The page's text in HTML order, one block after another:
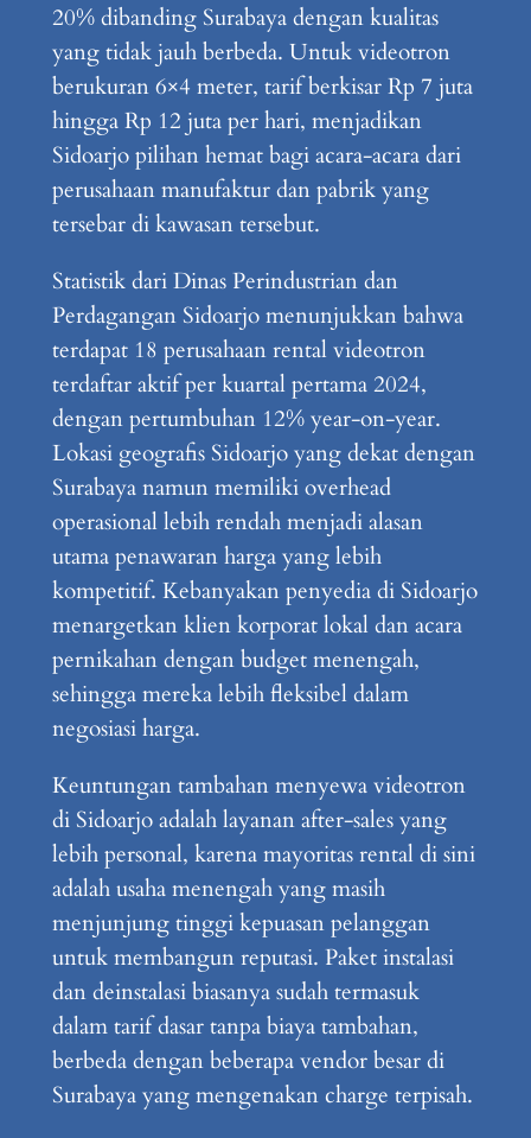
20% dibanding Surabaya dengan kualitas
yang tidak jauh berbeda. Untuk videotron
berukuran 6×4 meter, tarif berkisar Rp 7 juta
hingga Rp 12 juta per hari, menjadikan
Sidoarjo pilihan hemat bagi acara-acara dari
perusahaan manufaktur dan pabrik yang
tersebar di kawasan tersebut.
Statistik dari Dinas Perindustrian dan
Perdagangan Sidoarjo menunjukkan bahwa
terdapat 18 perusahaan rental videotron
terdaftar aktif per kuartal pertama 2024,
dengan pertumbuhan 12% year-on-year.
Lokasi geografis Sidoarjo yang dekat dengan
Surabaya namun memiliki overhead
operasional lebih rendah menjadi alasan
utama penawaran harga yang lebih
kompetitif. Kebanyakan penyedia di Sidoarjo
menargetkan klien korporat lokal dan acara
pernikahan dengan budget menengah,
sehingga mereka lebih fleksibel dalam
negosiasi harga.
Keuntungan tambahan menyewa videotron
di Sidoarjo adalah layanan after-sales yang
lebih personal, karena mayoritas rental di sini
adalah usaha menengah yang masih
menjunjung tinggi kepuasan pelanggan
untuk membangun reputasi. Paket instalasi
dan deinstalasi biasanya sudah termasuk
dalam tarif dasar tanpa biaya tambahan,
berbeda dengan beberapa vendor besar di
Surabaya yang mengenakan charge terpisah.